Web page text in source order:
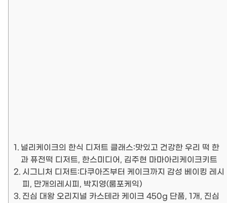
널리케이크의 한식 디저트 클래스:맛있고 건강한 우리 떡 한
과 퓨전떡 디저트, 한스미디어, 김주현 마마아리케이크키트
시그니처 디저트:다쿠아즈부터 케이크까지 감성 베이킹 레시
피, 만개의레시피, 박지영(룸포케익)
진심 대왕 오리지널 카스테라 케이크 450g 단품, 1개, 진심